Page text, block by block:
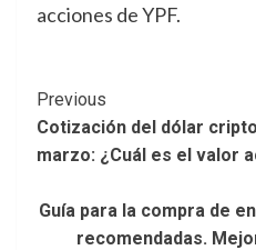
acciones de YPF.
Post
Navigation
Previous
Cotización del dólar
marzo: ¿Cuál es el valor
Guía para la compra de
recomendadas.